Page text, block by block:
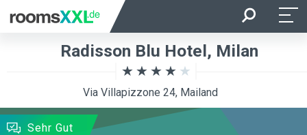
Belegung je Zimmer Zimmer
SUCHEN
Radisson Blu Hotel, Milan
Via Villapizzone 24, Mailand
Sehr Gut